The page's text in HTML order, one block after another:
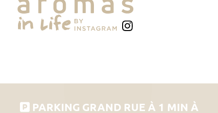
PARKING GRAND RUE À 1 MIN À